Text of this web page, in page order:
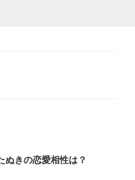
ぬきの恋愛相性は？